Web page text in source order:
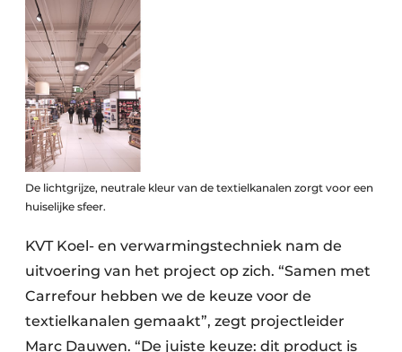
De lichtgrijze, neutrale kleur van de textielkanalen zorgt voor een
huiselijke sfeer.
KVT Koel- en verwarmingstechniek nam de
uitvoering van het project op zich. “Samen met
Carrefour hebben we de keuze voor de
textielkanalen gemaakt”, zegt projectleider
Marc Dauwen. “De juiste keuze: dit product is